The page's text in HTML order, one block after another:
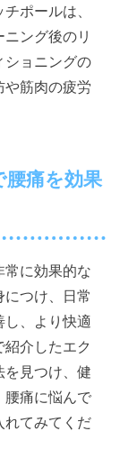
ポールは、
ング後のリ
ショニングの
や筋肉の疲労
腰痛を効果
常に効果的な
つけ、日常
し、より快適
介したエク
を見つけ、健
腰痛に悩んで
れてみてくだ